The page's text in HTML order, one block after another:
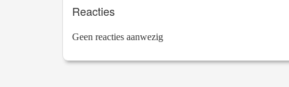
Reacties
Geen reacties aanwezig